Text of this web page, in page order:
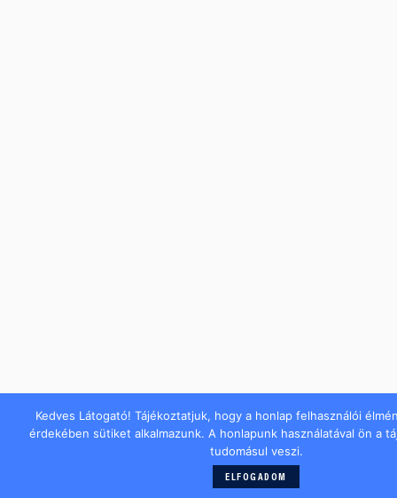
Kedves Látogató! Tájékoztatjuk, hogy a honlap felhasználói
érdekében sütiket alkalmazunk. A honlapunk használatával ön a
tudomásul veszi.
ELFOGADOM